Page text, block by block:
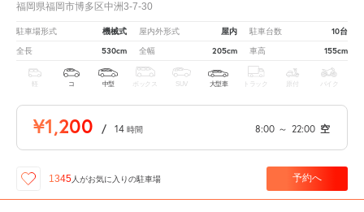
福岡県福岡市博多区中洲3-7-30
駐車場形式 機械式 屋内外形式 屋内 駐車台数 10台
全長 530cm 全幅 205cm 車高 155cm
軽 コ 中型 ボックス SUV 大型車 トラック 原付 バイク
¥1,200 / 14 時間 8:00 ～ 22:00 空
1345 人がお気に入りの駐車場 予約へ